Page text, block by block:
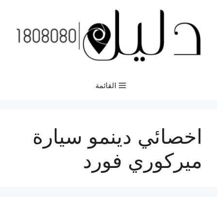
المحتوى
القائمة
اخصائي دينمو سيارة
ميركوري فورد